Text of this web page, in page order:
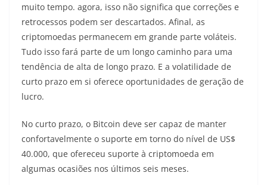
muito tempo. agora, isso não significa que correções e
retrocessos podem ser descartados. Afinal, as
criptomoedas permanecem em grande parte voláteis.
Tudo isso fará parte de um longo caminho para uma
tendência de alta de longo prazo. E a volatilidade de
curto prazo em si oferece oportunidades de geração de
lucro.
No curto prazo, o Bitcoin deve ser capaz de manter
confortavelmente o suporte em torno do nível de US$
40.000, que ofereceu suporte à criptomoeda em
algumas ocasiões nos últimos seis meses.